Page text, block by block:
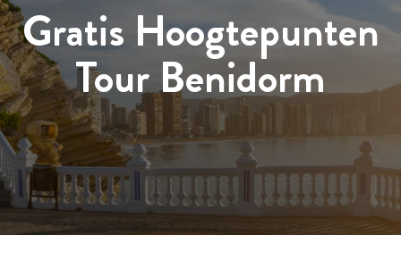
Gratis Hoogtepunten
Tour Benidorm